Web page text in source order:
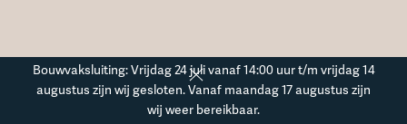
Bouwvaksluiting: Vrijdag 24 juli vanaf 14:00 uur t/m vrijdag 14
augustus zijn wij gesloten. Vanaf maandag 17 augustus zijn
wij weer bereikbaar.